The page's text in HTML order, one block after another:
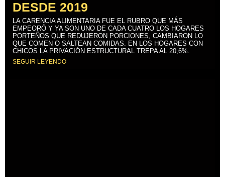
DESDE 2019
LA CARENCIA ALIMENTARIA FUE EL RUBRO QUE MÁS
EMPEORÓ Y YA SON UNO DE CADA CUATRO LOS HOGARES
PORTEÑOS QUE REDUJERON PORCIONES, CAMBIARON LO
QUE COMEN O SALTEAN COMIDAS. EN LOS HOGARES CON
CHICOS LA PRIVACIÓN ESTRUCTURAL TREPA AL 20,6%.
SEGUIR LEYENDO